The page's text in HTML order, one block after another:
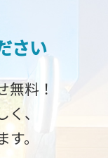
さい
無料！
、
。